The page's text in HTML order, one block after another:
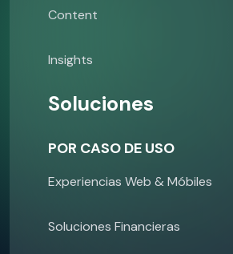
Content
Insights
Soluciones
POR CASO DE USO
Experiencias Web & Móbiles
Soluciones Financieras